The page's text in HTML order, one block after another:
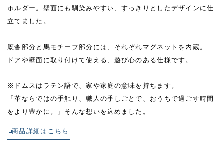
ホルダー。壁面にも馴染みやすい、すっきりとしたデザインに仕
立てました。
厩舎部分と馬モチーフ部分には、それぞれマグネットを内蔵。
ドアや壁面に取り付けて使える、遊び心のある仕様です。
※ドムスはラテン語で、家や家庭の意味を持ちます。
「革ならではの手触り、職人の手しごとで、おうちで過ごす時間
をより豊かに。」そんな想いを込めました。
商品詳細はこちら